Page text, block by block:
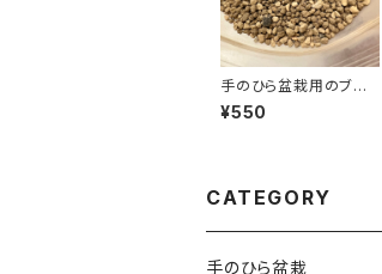
手のひら盆栽用のブレ
ンド土 極小粒 600ｇ
¥550
CATEGORY
手のひら盆栽